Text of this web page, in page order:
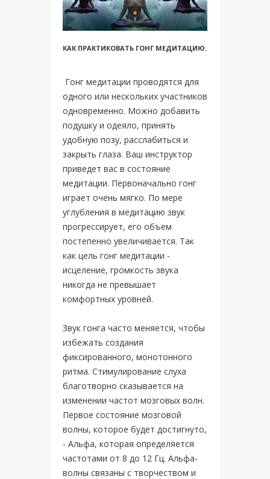
КАК ПРАКТИКОВАТЬ ГОНГ МЕДИТАЦИЮ.
Гонг медитации проводятся для
одного или нескольких участников
одновременно. Можно добавить
подушку и одеяло, принять
удобную позу, расслабиться и
закрыть глаза. Ваш инструктор
приведет вас в состояние
медитации. Первоначально гонг
играет очень мягко. По мере
углубления в медитацию звук
прогрессирует, его объем
постепенно увеличивается. Так
как цель гонг медитации -
исцеление, громкость звука
никогда не превышает
комфортных уровней.
Звук гонга часто меняется, чтобы
избежать создания
фиксированного, монотонного
ритма. Стимулирование слуха
благотворно сказывается на
изменении частот мозговых волн.
Первое состояние мозговой
волны, которое будет достигнуто,
- Альфа, которая определяется
частотами от 8 до 12 Гц. Альфа-
волны связаны с творчеством и